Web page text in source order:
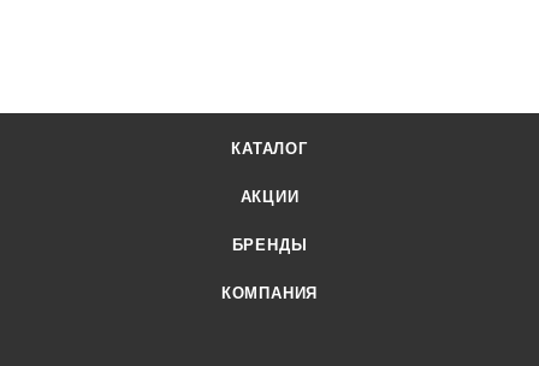
КАТАЛОГ
АКЦИИ
БРЕНДЫ
КОМПАНИЯ